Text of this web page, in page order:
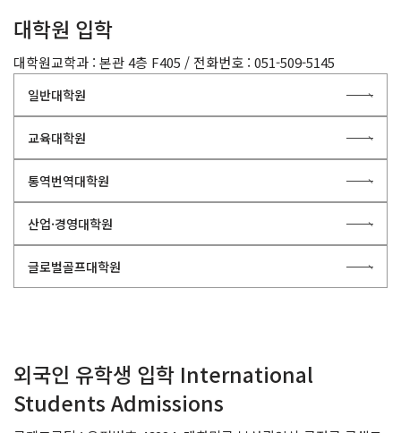
대학원 입학
대학원교학과 : 본관 4층 F405 / 전화번호 : 051-509-5145
일반대학원
교육대학원
통역번역대학원
산업·경영대학원
글로벌골프대학원
외국인 유학생 입학 International
Students Admissions